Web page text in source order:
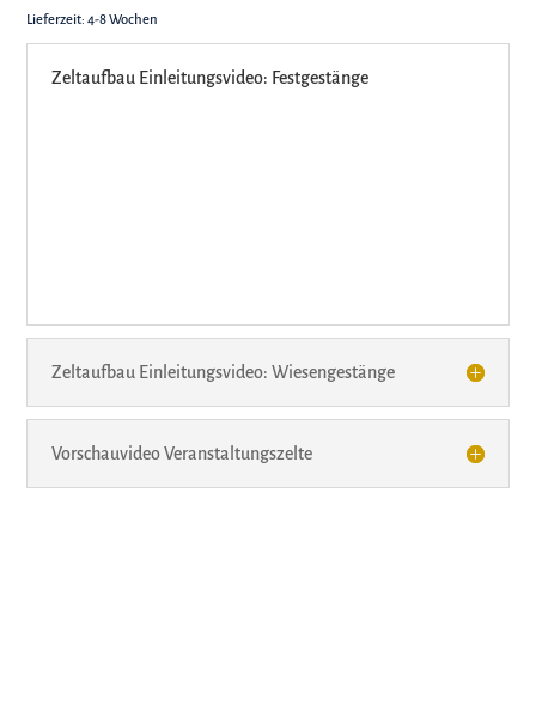
Lieferzeit:4-8 Wochen
Zeltaufbau Einleitungsvideo: Festgestänge
Zeltaufbau Einleitungsvideo: Wiesengestänge
Vorschauvideo Veranstaltungszelte